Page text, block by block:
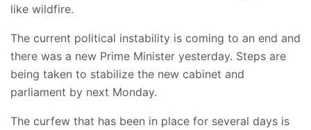
like wildfire.
The current political instability is coming to an end and
there was a new Prime Minister yesterday. Steps are
being taken to stabilize the new cabinet and
parliament by next Monday.
The curfew that has been in place for several days is